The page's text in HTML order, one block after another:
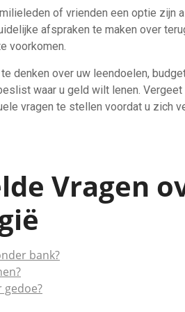
of vrienden een optie zijn
afspraken te maken over
voorkomen.
denken over uw leendoelen,
waar u geld wilt lenen.
vragen te stellen voordat u zich
Vragen
bank?
gedoe?